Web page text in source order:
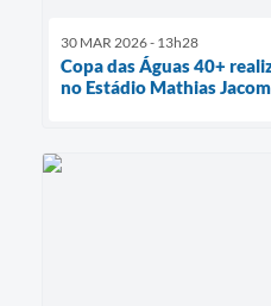
30 MAR 2026 - 13h28
Copa das Águas 40+
no Estádio Mathias